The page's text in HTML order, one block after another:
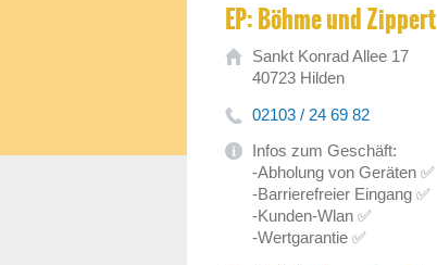
EP: Böhme und Zippert
Sankt Konrad Allee 17
40723 Hilden
02103 / 24 69 82
Infos zum Geschäft:
-Abholung von Geräten ✅
-Barrierefreier Eingang ✅
-Kunden-Wlan ✅
-Wertgarantie ✅